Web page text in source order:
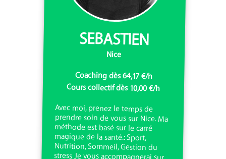
SEBASTIEN
Nice
Coaching dès 64,17 €/h
Cours collectif dès 10,00 €/h
Avec moi, prenez le temps de
prendre soin de vous sur Nice. Ma
méthode est basé sur le carré
magique de la santé.: Sport,
Nutrition, Sommeil, Gestion du
stress Je vous accompagnerai sur
ces 4 aspects afin d'atteindre
ensemble vos objectifs. N'hésitez
pas à me contacter, je me ferai un